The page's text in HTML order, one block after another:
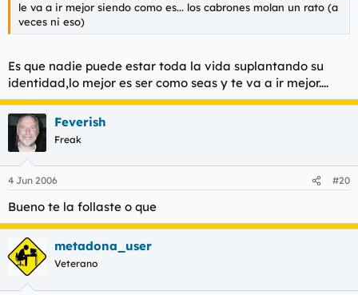
le va a ir mejor siendo como es... los cabrones molan un rato (a
veces ni eso)
Es que nadie puede estar toda la vida suplantando su
identidad,lo mejor es ser como seas y te va a ir mejor....
Feverish
Freak
4 Jun 2006 #20
Bueno te la follaste o que
metadona_user
Veterano